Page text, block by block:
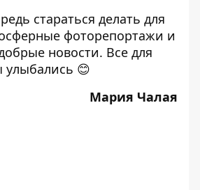
стараться делать для
фоторепортажи и
новости. Все для
улыбались 😊
Мария Чалая